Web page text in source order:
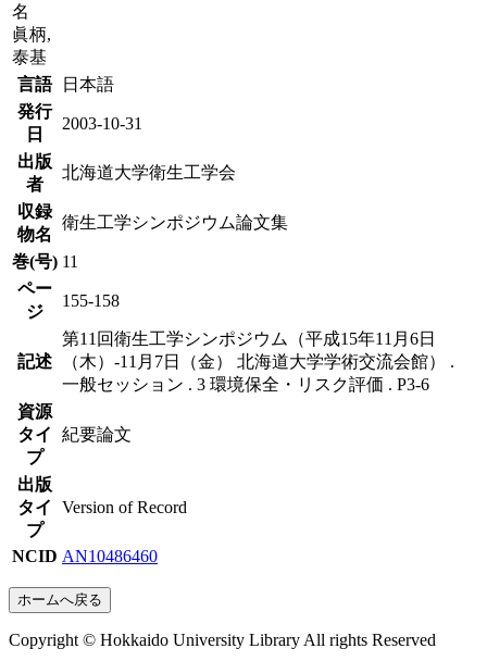
名
眞柄,
泰基
言語
日本語
発行
日
2003-10-31
出版
者
北海道大学衛生工学会
収録
物名
衛生工学シンポジウム論文集
巻(号) 11
ペー
ジ
155-158
記述
第11回衛生工学シンポジウム（平成15年11月6日
（木）-11月7日（金） 北海道大学学術交流会館） .
一般セッション . 3 環境保全・リスク評価 . P3-6
資源
タイ
プ
紀要論文
出版
タイ
プ
Version of Record
NCID AN10486460
ホームへ戻る
Copyright © Hokkaido University Library All rights Reserved